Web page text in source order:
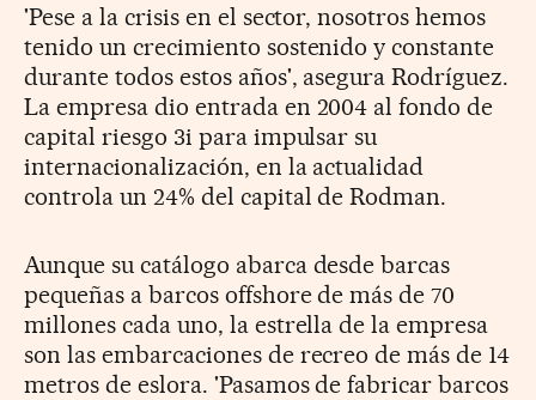
'Pese a la crisis en el sector, nosotros hemos
tenido un crecimiento sostenido y constante
durante todos estos años', asegura Rodríguez.
La empresa dio entrada en 2004 al fondo de
capital riesgo 3i para impulsar su
internacionalización, en la actualidad
controla un 24% del capital de Rodman.
Aunque su catálogo abarca desde barcas
pequeñas a barcos offshore de más de 70
millones cada uno, la estrella de la empresa
son las embarcaciones de recreo de más de 14
metros de eslora. 'Pasamos de fabricar barcos